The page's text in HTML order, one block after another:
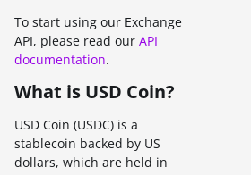
To start using our Exchange
API, please read our API
documentation.
What is USD Coin?
USD Coin (USDC) is a
stablecoin backed by US
dollars, which are held in